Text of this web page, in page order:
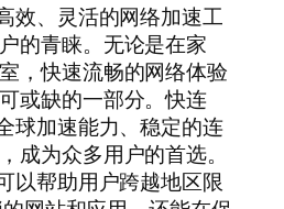
效、灵活的网络加速工
的青睐。无论是在家
，快速流畅的网络体验
或缺的一部分。快连
球加速能力、稳定的连
成为众多用户的首选。
以帮助用户跨越地区限